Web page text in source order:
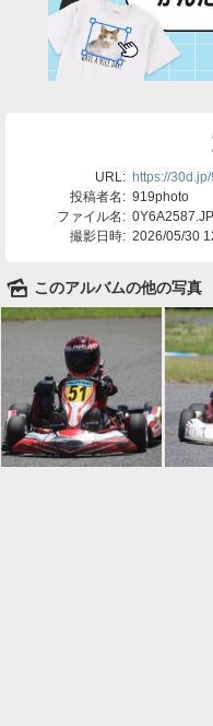
URL: https://
投稿者名: 919photo
ファイル名:
撮影日時: 2026/05/30
🌄 このアルバムの他の写真